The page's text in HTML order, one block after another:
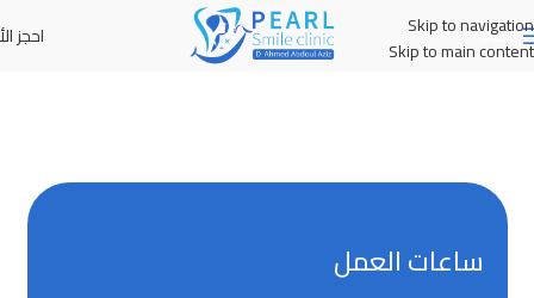
Skip to navigation
Skip to main content
MENU احجز
ساعات العمل